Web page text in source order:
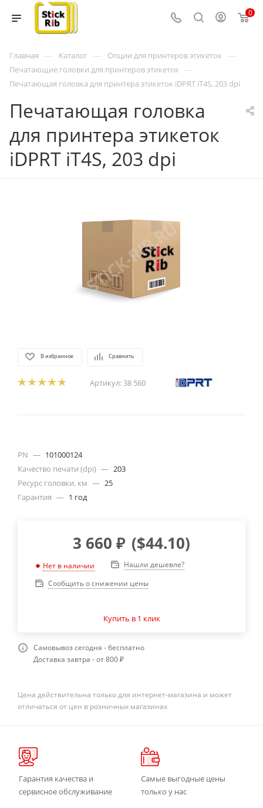
0
Главная — Каталог — Опции для принтеров этикеток —
Печатающие головки для принтеров этикеток —
Печатающая головка для принтера этикеток iDPRT iT4S, 203 dpi
Печатающая головка
для принтера этикеток
iDPRT iT4S, 203 dpi
В избранное Сравнить
Артикул: 38 560
PN — 101000124
Качество печати (dpi) — 203
Ресурс головки, км — 25
Гарантия — 1 год
3 660 ₽ ($44.10)
Нет в наличии
Нашли дешевле?
Сообщить о снижении цены
Купить в 1 клик
Самовывоз сегодня - бесплатно
Доставка завтра - от 800 ₽
Цена действительна только для интернет-магазина и может
отличаться от цен в розничных магазинах
Гарантия качества и
сервисное обслуживание
Самые выгодные цены
только у нас